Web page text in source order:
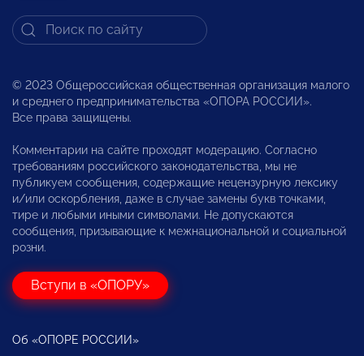
© 2023 Общероссийская общественная организация малого
и среднего предпринимательства «ОПОРА РОССИИ».
Все права защищены.
Комментарии на сайте проходят модерацию. Согласно
требованиям российского законодательства, мы не
публикуем сообщения, содержащие нецензурную лексику
и/или оскорбления, даже в случае замены букв точками,
тире и любыми иными символами. Не допускаются
сообщения, призывающие к межнациональной и социальной
розни.
Вступи в «ОПОРУ»
Об «ОПОРЕ РОССИИ»